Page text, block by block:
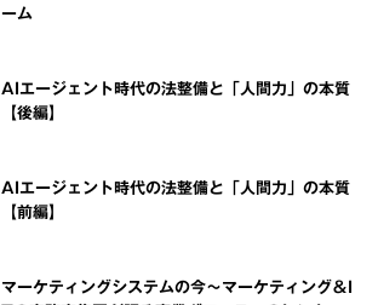
ーム
AIエージェント時代の法整備と「人間力」の本質
【後編】
AIエージェント時代の法整備と「人間力」の本質
【前編】
マーケティングシステムの今～マーケティング＆I